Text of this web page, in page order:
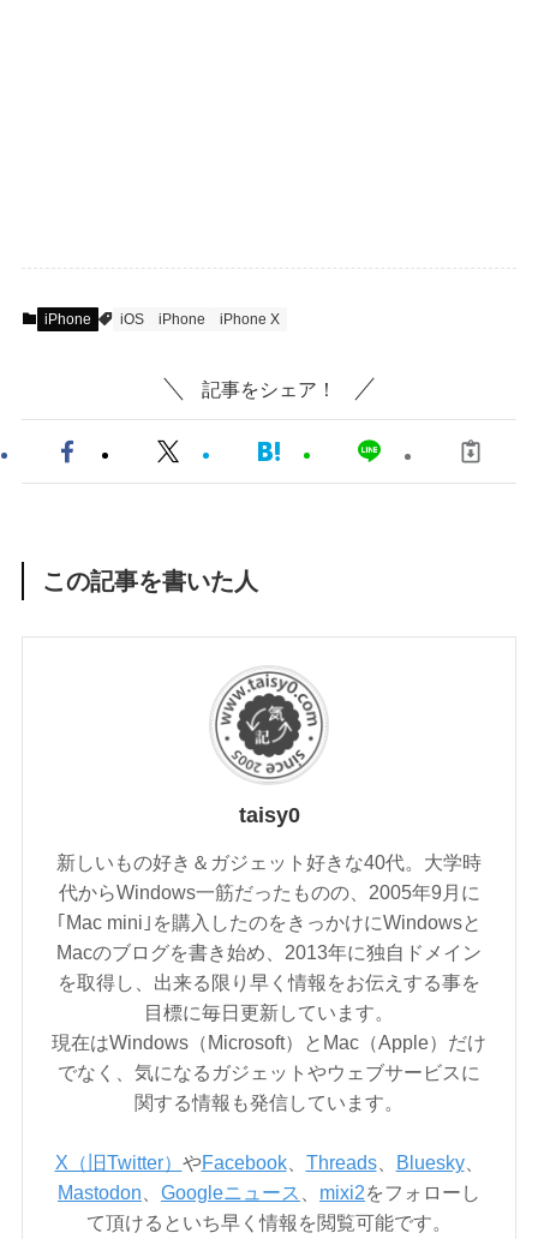
iPhone iOS iPhone iPhone X
記事をシェア！
この記事を書いた人
taisy0
新しいもの好き＆ガジェット好きな40代。大学時
代からWindows一筋だったものの、2005年9月に
｢Mac mini｣を購入したのをきっかけにWindowsと
Macのブログを書き始め、2013年に独自ドメイン
を取得し、出来る限り早く情報をお伝えする事を
目標に毎日更新しています。
現在はWindows（Microsoft）とMac（Apple）だけ
でなく、気になるガジェットやウェブサービスに
関する情報も発信しています。
X（旧Twitter） やFacebook、 Threads、 Bluesky、
Mastodon
Googleニュース mixi2をフォローし
て頂けるといち早く情報を閲覧可能です。